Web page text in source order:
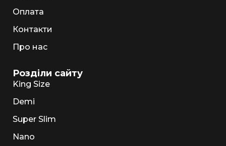
Оплата
Контакти
Про нас
Розділи сайту
King Size
Demi
Super Slim
Nano